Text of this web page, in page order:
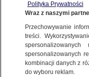
rosyjską ropą.
wzrost importu
11.05.2023, 11:06
Udostępnij
Polityka Prywatności
Wraz z naszymi
Przechowywanie
treści.
spersonalizowanych
kombinacji danych z
do wyboru reklam.